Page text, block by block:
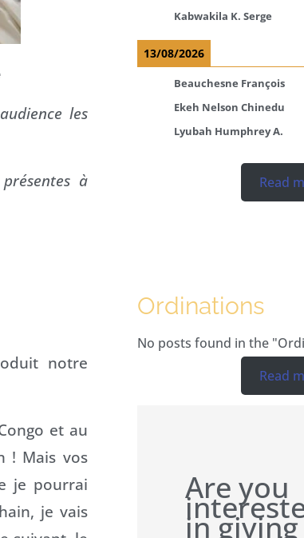
les
à
notre
et au
! Mais vos
je pourrai
je vais
Kabwakila K. Serge
13/08/2026
Beauchesne François
Ekeh Nelson Chinedu
Lyubah Humphrey A.
Read
Ordinations
No posts found in the
Read
Are you
in giving